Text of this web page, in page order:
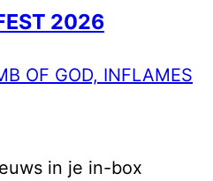
2026
OF GOD, INFLAMES
in je in-box